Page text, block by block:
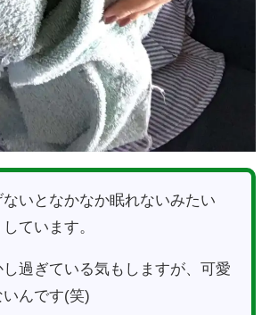
いとなかなか眠れないみたい
ています。
過ぎている気もしますが、可愛
んです(笑)